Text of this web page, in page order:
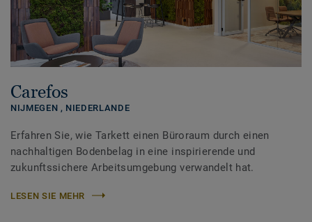
Carefos
NIJMEGEN , NIEDERLANDE
Erfahren Sie, wie Tarkett einen Büroraum durch einen
nachhaltigen Bodenbelag in eine inspirierende und
zukunftssichere Arbeitsumgebung verwandelt hat.
LESEN SIE MEHR